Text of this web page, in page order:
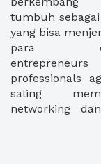
tumbuh
yang bisa
para
professionals
saling
networking
Conclave,
event sendiri
mengikuti
aktivitas